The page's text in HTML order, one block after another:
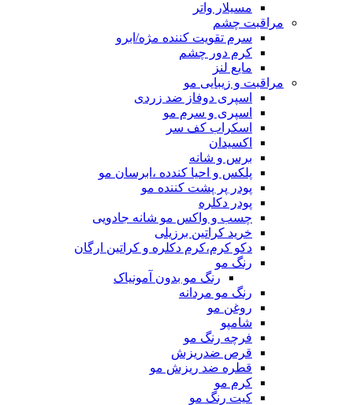
مسیلار واتر
مراقبت چشم
سرم تقویت کننده مژه/ابرو
کرم دور چشم
مایع لنز
مراقبت و زیبایی مو
اسپری دوفاز ضد زردی
اسپری و سرم مو
اسکراب کف سر
اکسیدان
برس و شانه
پلکس و احیا کندده ،ابرسان مو
پودر پر پشت کننده مو
پودر دکلره
چسب و واکس مو شانه جادویی
خرید کراتین برزیلی
دکو کرم،کرم دکلره و کراتین ارگان
رنگ مو
رنگ مو بدون آمونیاک
رنگ مو مردانه
روغن مو
شامپو
فرچه رنگ مو
قرص ضدریزش
قطره ضد ریزش مو
کرم مو
کیت رنگ مو